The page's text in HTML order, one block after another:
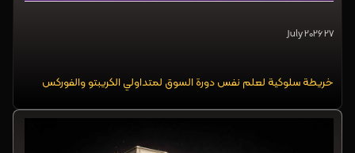
27 July 2026
خريطة سلوكية لعلم نفس دورة السوق لمتداولي الكريبتو والفوركس